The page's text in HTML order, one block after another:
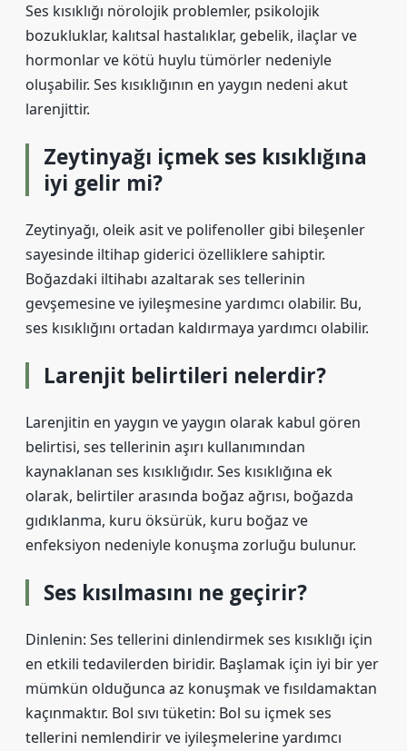
Ses kısıklığı nörolojik problemler, psikolojik
bozukluklar, kalıtsal hastalıklar, gebelik, ilaçlar ve
hormonlar ve kötü huylu tümörler nedeniyle
oluşabilir. Ses kısıklığının en yaygın nedeni akut
larenjittir.
Zeytinyağı içmek ses kısıklığına
iyi gelir mi?
Zeytinyağı, oleik asit ve polifenoller gibi bileşenler
sayesinde iltihap giderici özelliklere sahiptir.
Boğazdaki iltihabı azaltarak ses tellerinin
gevşemesine ve iyileşmesine yardımcı olabilir. Bu,
ses kısıklığını ortadan kaldırmaya yardımcı olabilir.
Larenjit belirtileri nelerdir?
Larenjitin en yaygın ve yaygın olarak kabul gören
belirtisi, ses tellerinin aşırı kullanımından
kaynaklanan ses kısıklığıdır. Ses kısıklığına ek
olarak, belirtiler arasında boğaz ağrısı, boğazda
gıdıklanma, kuru öksürük, kuru boğaz ve
enfeksiyon nedeniyle konuşma zorluğu bulunur.
Ses kısılmasını ne geçirir?
Dinlenin: Ses tellerini dinlendirmek ses kısıklığı için
en etkili tedavilerden biridir. Başlamak için iyi bir yer
mümkün olduğunca az konuşmak ve fısıldamaktan
kaçınmaktır. Bol sıvı tüketin: Bol su içmek ses
tellerini nemlendirir ve iyileşmelerine yardımcı